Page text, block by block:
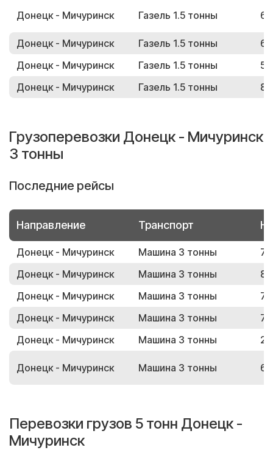
Донецк - Мичуринск Газель 1.5 тонны
Донецк - Мичуринск Газель 1.5 тонны
Донецк - Мичуринск
Газель 1.5 тонны
Донецк - Мичуринск
Газель 1.5 тонны
Грузоперевозки Донецк - Мичуринск
3 тонны
Последние рейсы
Направление Транспорт
Донецк - Мичуринск Машина 3 тонны
Донецк - Мичуринск
Машина 3 тонны
Донецк - Мичуринск
Машина 3 тонны
Донецк - Мичуринск
Машина 3 тонны
Донецк - Мичуринск
Машина 3 тонны
Донецк - Мичуринск Машина 3 тонны
Перевозки грузов 5 тонн Донецк -
Мичуринск